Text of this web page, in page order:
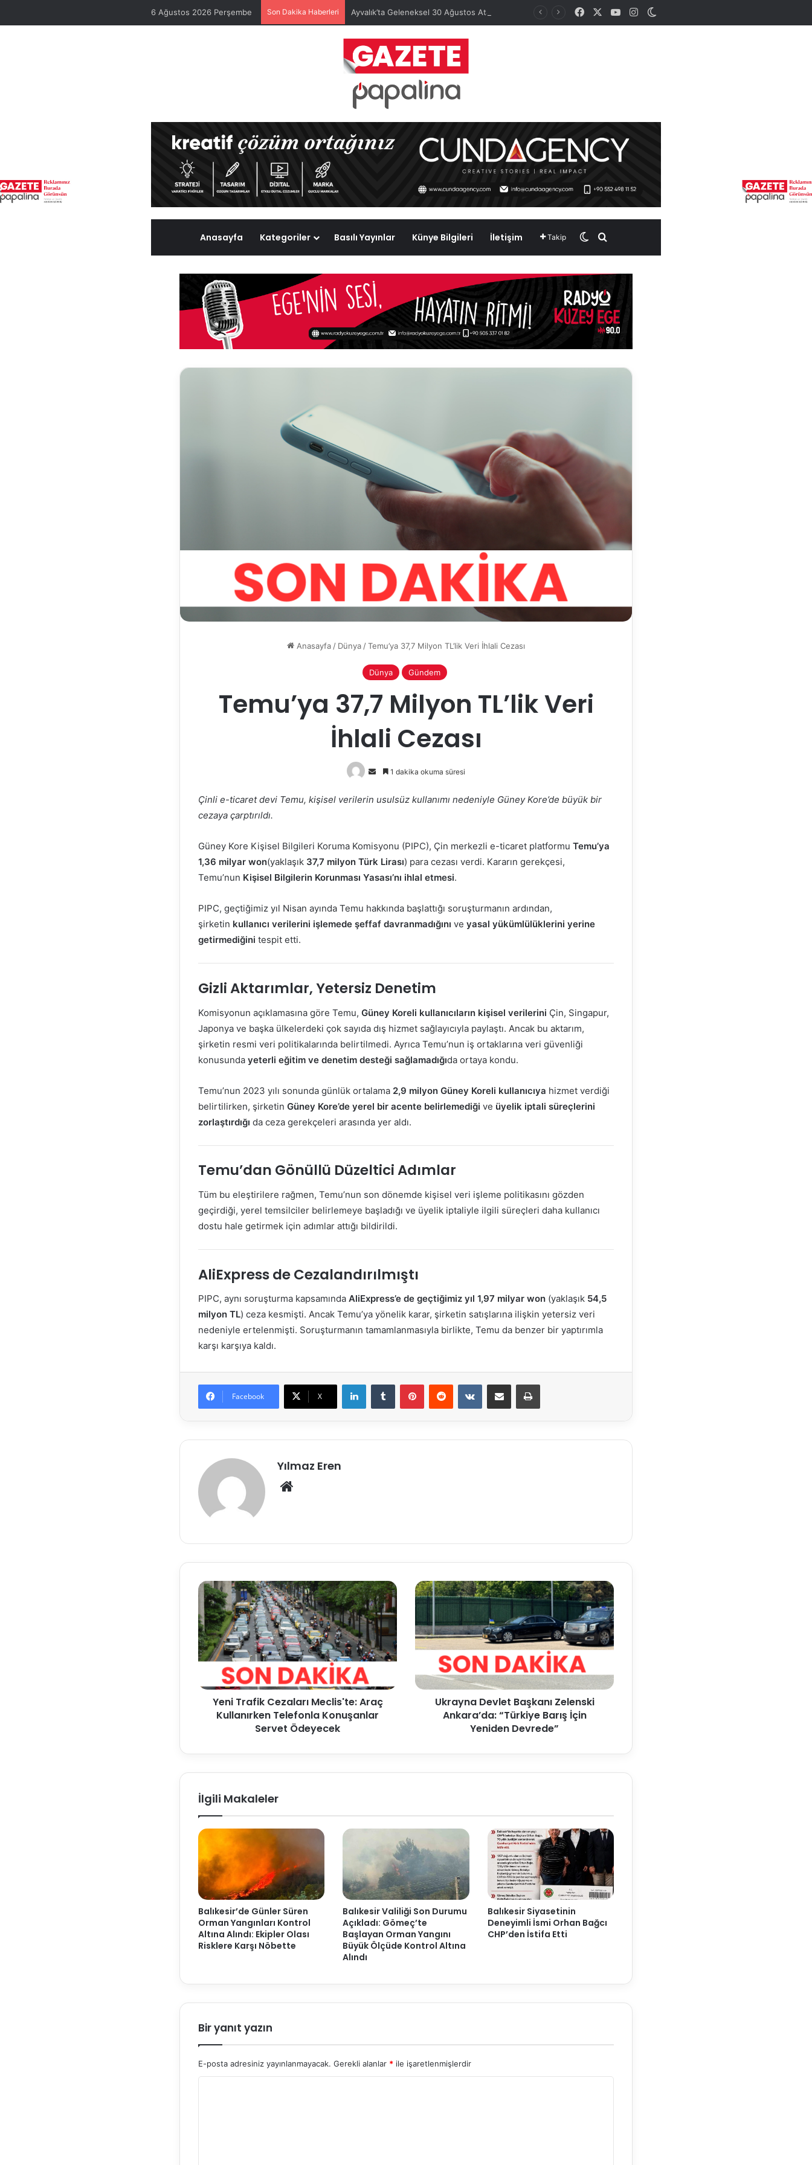
6 Ağustos 2026 Perşembe Son Dakika Haberleri FacebookYouTubeInstagramDış görünümü değiştir
Anasayfa Kategoriler Basılı Yayınlar Künye Bilgileri İletişim Takip Dış görünümü değiştir
Anasayfa / Dünya /Temu’ya 37,7 Milyon TL’lik Veri İhlali Cezası
Dünya Gündem
Temu’ya 37,7 Milyon TL’lik Veri
İhlali Cezası
Bir
posta
1 dakika okuma süresi
Çinli e-ticaret devi Temu, kişisel verilerin usulsüz kullanımı nedeniyle Güney Kore’de büyük bir
cezaya çarptırıldı.
Güney Kore Kişisel Bilgileri Koruma Komisyonu (PIPC), Çin merkezli e-ticaret platformu Temu’ya
1,36 milyar won(yaklaşık 37,7 milyon Türk Lirası) para cezası verdi. Kararın gerekçesi,
Temu’nun Kişisel Bilgilerin Korunması Yasası’nı ihlal etmesi.
PIPC, geçtiğimiz yıl Nisan ayında Temu hakkında başlattığı soruşturmanın ardından,
şirketin kullanıcı verilerini işlemede şeffaf davranmadığını ve yasal yükümlülüklerini yerine
getirmediğini tespit etti.
Gizli Aktarımlar, Yetersiz Denetim
Komisyonun açıklamasına göre Temu, Güney Koreli kullanıcıların kişisel verilerini Çin, Singapur,
Japonya ve başka ülkelerdeki çok sayıda dış hizmet sağlayıcıyla paylaştı. Ancak bu aktarım,
şirketin resmi veri politikalarında belirtilmedi. Ayrıca Temu’nun iş ortaklarına veri güvenliği
konusunda yeterli eğitim ve denetim desteği sağlamadığıda ortaya kondu.
Temu’nun 2023 yılı sonunda günlük ortalama 2,9 milyon Güney Koreli kullanıcıya hizmet verdiği
belirtilirken, şirketin Güney Kore’de yerel bir acente belirlemediği ve üyelik iptali süreçlerini
zorlaştırdığı da ceza gerekçeleri arasında yer aldı.
Temu’dan Gönüllü Düzeltici Adımlar
Tüm bu eleştirilere rağmen, Temu’nun son dönemde kişisel veri işleme politikasını gözden
geçirdiği, yerel temsilciler belirlemeye başladığı ve üyelik iptaliyle ilgili süreçleri daha kullanıcı
dostu hale getirmek için adımlar attığı bildirildi.
AliExpress de Cezalandırılmıştı
PIPC, aynı soruşturma kapsamında AliExpress’e de geçtiğimiz yıl 1,97 milyar won (yaklaşık 54,5
milyon TL) ceza kesmişti. Ancak Temu’ya yönelik karar, şirketin satışlarına ilişkin yetersiz veri
nedeniyle ertelenmişti. Soruşturmanın tamamlanmasıyla birlikte, Temu da benzer bir yaptırımla
karşı karşıya kaldı.
Facebook X
LinkedInTumblr PinterestReddit VKontakteE-Posta ile paylaş Yazdır
Yılmaz Eren
Yeni Trafik Cezaları Meclis'te: Araç
Kullanırken Telefonla Konuşanlar
Servet Ödeyecek
Ukrayna Devlet Başkanı Zelenski
Ankara’da: “Türkiye Barış İçin
Yeniden Devrede”
İlgili Makaleler
Balıkesir’de Günler Süren
Orman Yangınları Kontrol
Altına Alındı: Ekipler Olası
Risklere Karşı Nöbette
Balıkesir Valiliği Son Durumu
Açıkladı: Gömeç’te
Başlayan Orman Yangını
Büyük Ölçüde Kontrol Altına
Alındı
Balıkesir Siyasetinin
Deneyimli İsmi Orhan Bağcı
CHP’den İstifa Etti
Bir yanıt yazın
E-posta adresiniz yayınlanmayacak. Gerekli alanlar * ile işaretlenmişlerdir